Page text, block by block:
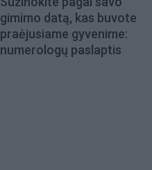
gimimo datą, kas buvote
praėjusiame gyvenime:
numerologų paslaptis